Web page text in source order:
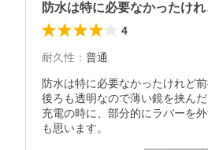
防水は特に必要なかったけ
4
耐久性 ： 普通
防水は特に必要なかったけれど
後ろも透明なので薄い鏡を挟んだ
充電の時に、部分的にラバーを
も思います。